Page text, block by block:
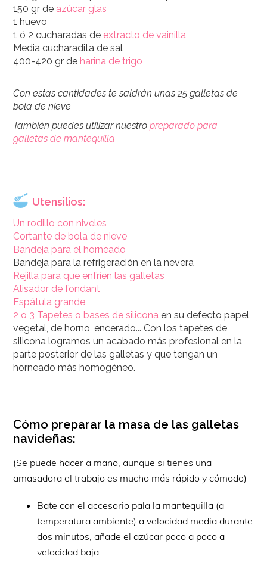
150 gr de azúcar glas
1 huevo
1 ó 2 cucharadas de extracto de vainilla
Media cucharadita de sal
400-420 gr de harina de trigo
Con estas cantidades te saldrán unas 25 galletas de
bola de nieve
También puedes utilizar nuestropreparado para
galletas de mantequilla
Utensilios:
Un rodillo con niveles
Cortante de bola de nieve
Bandeja para el horneado
Bandeja para la refrigeración en la nevera
Rejilla para que enfríen las galletas
Alisador de fondant
Espátula grande
2 o 3 Tapetes o bases de silicona en su defecto papel
vegetal, de horno, encerado... Con los tapetes de
silicona logramos un acabado más profesional en la
parte posterior de las galletas y que tengan un
horneado más homogéneo.
Cómo preparar la masa de las galletas
navideñas:
(Se puede hacer a mano, aunque si tienes una
amasadora el trabajo es mucho más rápido y cómodo)
Bate con el accesorio pala la mantequilla (a
temperatura ambiente) a velocidad media durante
dos minutos, añade el azúcar poco a poco a
velocidad baja.